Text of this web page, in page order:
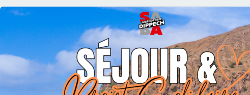
read De Jugendtreff SABA Dippech engagéiert sech